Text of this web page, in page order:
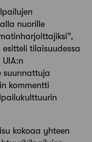
nuorille
esitteli tilaisuudessa
suunnattuja
kommentti
kokoaa yhteen